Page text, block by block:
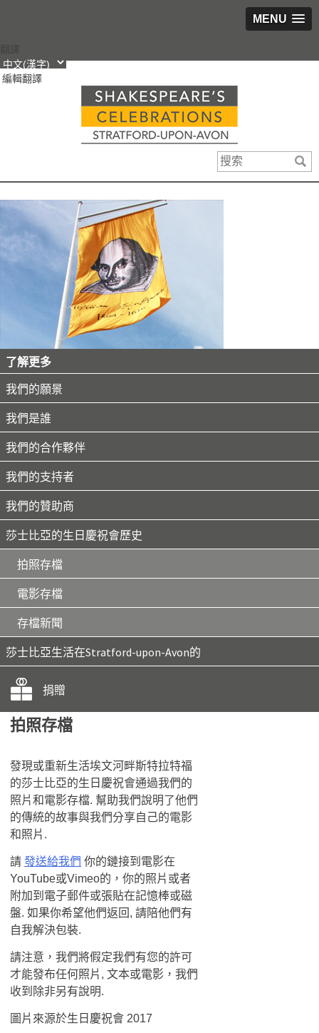
MENU
轉
到
編輯翻譯
了解更多
我們的願景
我們是誰
我們的合作夥伴
我們的支持者
我們的贊助商
莎士比亞的生日慶祝會歷史
拍照存檔
電影存檔
存檔新聞
莎士比亞生活在Stratford-upon-Avon的
捐贈
拍照存檔
發現或重新生活埃文河畔斯特拉特福
的莎士比亞的生日慶祝會通過我們的
照片和電影存檔. 幫助我們說明了他們
的傳統的故事與​​我們分享自己的電影
和照片.
請 發送給我們 你的鏈接到電影在
YouTube或Vimeo的，你的照片或者
附加到電子郵件或張貼在記憶棒或磁
盤. 如果你希望他們返回, 請陪他們有
自我解決包裝.
請注意，我們將假定我們有您的許可
才能發布任何照片, 文本或電影，我們
收到除非另有說明.
圖片來源於生日慶祝會 2017